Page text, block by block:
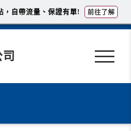
，自帶流量、保證有單! 前往了解